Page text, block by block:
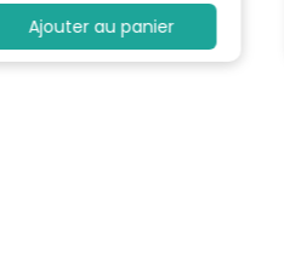
Ajouter au panier